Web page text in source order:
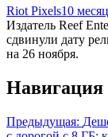
Riot Pixels10
Издатель Reef
сдвинули дату
на 26 ноября.
Навигация
Предыдущая: